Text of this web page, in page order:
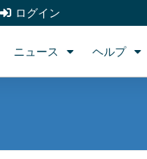
ログイン
ニュース ヘルプ